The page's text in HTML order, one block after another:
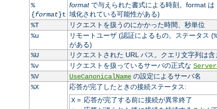
%
{format}t
formatで与えられた書式による時刻。format は
域化されている可能性がある)
%T
リクエストを扱うのにかかった時間、秒単位
%u
リモートユーザ (認証によるもの。ステータス (
がある)
%U
リクエストされた URL パス。クエリ文字列は含
%v
リクエストを扱っているサーバの正式な
%V
UseCanonicalNameの設定によるサーバ名
%X
応答が完了したときの接続ステータス:
X= 応答が完了する前に接続が異常終了